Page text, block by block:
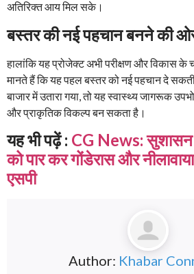
अतिरिक्त आय मिल सके।
बस्तर की नई पहचान बनने की
हालांकि यह प्रोजेक्ट अभी परीक्षण और विकास के
मानते हैं कि यह पहल बस्तर को नई पहचान दे
बाजार में उतारा गया, तो यह स्वास्थ्य जागरूक
और प्राकृतिक विकल्प बन सकता है।
यह भी पढ़ें : CG News: सुशासन
को पार कर गोंडेरास और
एसपी
Author: Khabar